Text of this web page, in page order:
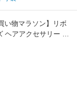
い物マラソン】リボ
ヘアアクセサリー 子
入園式 卒園式 入
表会 コンクール 七